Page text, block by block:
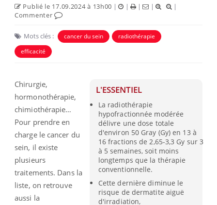
Publié le 17.09.2024 à 13h00 | | | |
|
Commenter
Mots clés : cancer du sein
radiothérapie
efficacité
L'ESSENTIEL
La radiothérapie
hypofractionnée modérée
délivre une dose totale
d'environ 50 Gray (Gy) en 13 à
16 fractions de 2,65-3,3 Gy sur 3
à 5 semaines, soit moins
longtemps que la thérapie
conventionnelle.
Cette dernière diminue le
risque de dermatite aiguë
d'irradiation,
Chirurgie,
hormonothérapie,
chimiothérapie…
Pour prendre en
charge le cancer du
sein, il existe
plusieurs
traitements. Dans la
liste, on retrouve
aussi la